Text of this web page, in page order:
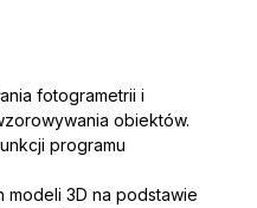
fotogrametrii i
obiektów.
programu
3D na podstawie